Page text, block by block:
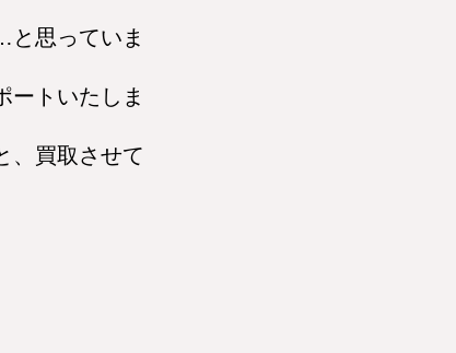
思っていま
トいたしま
、買取させて